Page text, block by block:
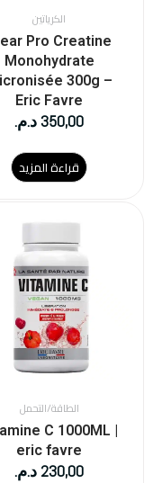
الكرياتين
Pro Creatine
Monohydrate
300g –
Eric Favre
350,00د.م.
قراءة المزيد
الطاقة/التحمل
C 1000ML |
eric favre
230,00 د.م.